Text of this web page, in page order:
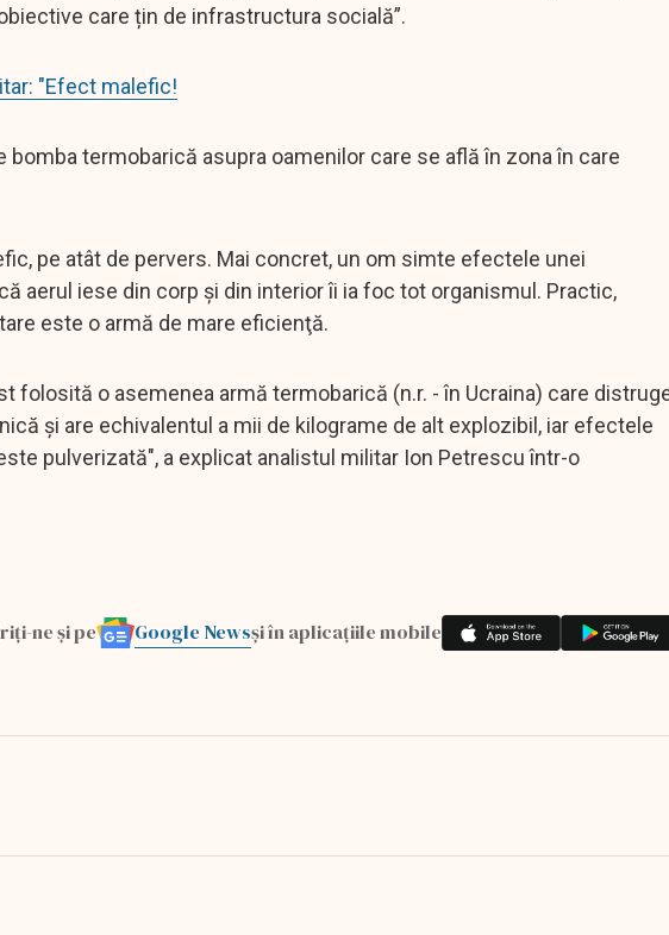
care țin de infrastructura socială”.
"Efect malefic!
termobarică asupra oamenilor care se află în zona în care
pe atât de pervers. Mai concret, un om simte efectele unei
aerul iese din corp şi din interior îi ia foc tot organismul. Practic,
este o armă de mare eficienţă.
folosită o asemenea armă termobarică (n.r. - în Ucraina) care
şi are echivalentul a mii de kilograme de alt explozibil, iar efectele
pulverizată", a explicat analistul militar Ion Petrescu într-o
ne și pe Google Newsși în aplicațiile mobile